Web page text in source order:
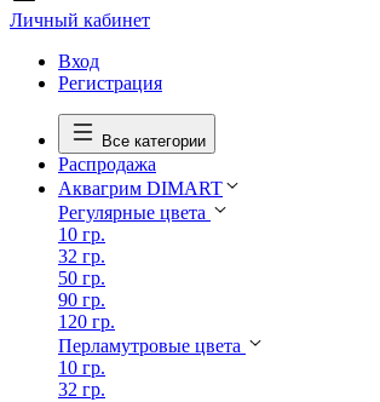
Личный кабинет
Вход
Регистрация
Все категории
Распродажа
Аквагрим DIMART
Регулярные цвета
10 гр.
32 гр.
50 гр.
90 гр.
120 гр.
Перламутровые цвета
10 гр.
32 гр.